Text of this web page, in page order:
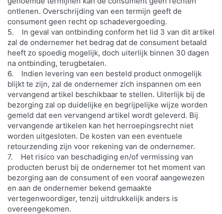
ontlenen. Overschrijding van een termijn geeft de
consument geen recht op schadevergoeding.
5. In geval van ontbinding conform het lid 3 van dit artikel
zal de ondernemer het bedrag dat de consument betaald
heeft zo spoedig mogelijk, doch uiterlijk binnen 30 dagen
na ontbinding, terugbetalen.
6. Indien levering van een besteld product onmogelijk
blijkt te zijn, zal de ondernemer zich inspannen om een
vervangend artikel beschikbaar te stellen. Uiterlijk bij de
bezorging zal op duidelijke en begrijpelijke wijze worden
gemeld dat een vervangend artikel wordt geleverd. Bij
vervangende artikelen kan het herroepingsrecht niet
worden uitgesloten. De kosten van een eventuele
retourzending zijn voor rekening van de ondernemer.
7. Het risico van beschadiging en/of vermissing van
producten berust bij de ondernemer tot het moment van
bezorging aan de consument of een vooraf aangewezen
en aan de ondernemer bekend gemaakte
vertegenwoordiger, tenzij uitdrukkelijk anders is
overeengekomen.